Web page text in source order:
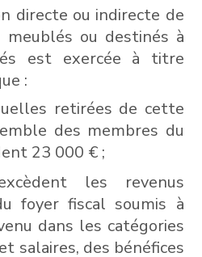
directe ou indirecte de
meublés ou destinés à
est exercée à titre
:
retirées de cette
des membres du
23 000 € ;
les revenus
foyer fiscal soumis à
dans les catégories
salaires, des bénéfices